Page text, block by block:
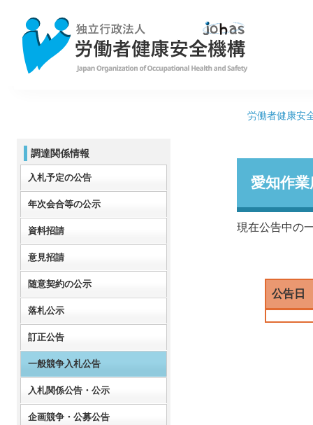
労働者健康安
愛知作業
現在公告中の
公告日
調達関係情報
入札予定の公告
年次会合等の公示
資料招請
意見招請
随意契約の公示
落札公示
訂正公告
一般競争入札公告
入札関係公告・公示
企画競争・公募公告